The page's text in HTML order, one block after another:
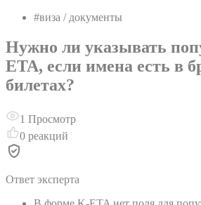
#виза / документы
Нужно ли указывать
ETA, если имена есть в
билетах?
1 Просмотр
0 реакций
Ответ эксперта